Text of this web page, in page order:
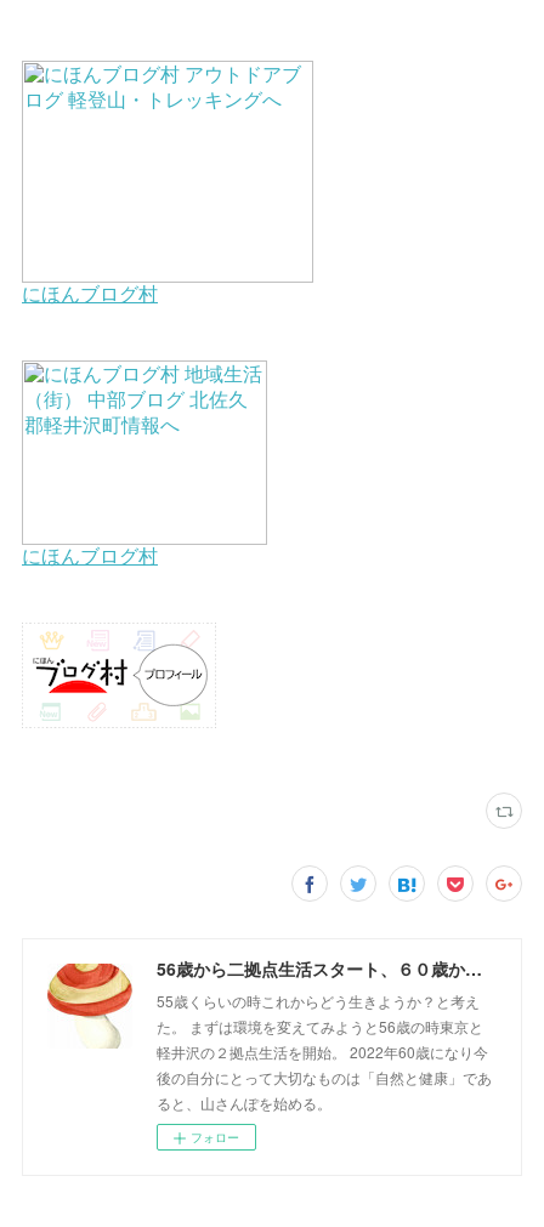
56歳から二拠点生活スタート、６０歳からの山さんぽ
55歳くらいの時これからどう生きようか？と考え
た。 まずは環境を変えてみようと56歳の時東京と
軽井沢の２拠点生活を開始。 2022年60歳になり今
後の自分にとって大切なものは「自然と健康」であ
ると、山さんぽを始める。
フォロー